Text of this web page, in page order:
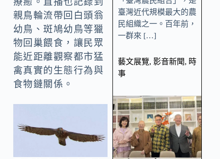
親鳥輪流帶回白頭翁
幼鳥、斑鳩幼鳥等獵
物回巢餵食，讓民眾
能近距離觀察都市猛
禽真實的生態行為與
食物鏈關係。
臺灣近代規模最大的農
民組織之一。百年前，
一群來 […]
藝文展覽, 影音新聞, 時
事